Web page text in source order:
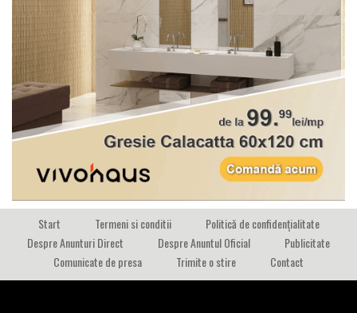
Start Termeni si conditii
Politică de confidențialitate
Despre Anunturi Direct
Despre Anuntul Oficial
Publicitate
Comunicate de presa
Trimite o stire Contact